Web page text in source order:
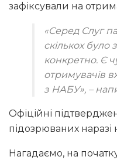
зафіксували на
«Серед Слуг
скількох було
конкретно. Є
отримувачів
з НАБУ», –
Офіційні
підозрюваних
Нагадаємо, на